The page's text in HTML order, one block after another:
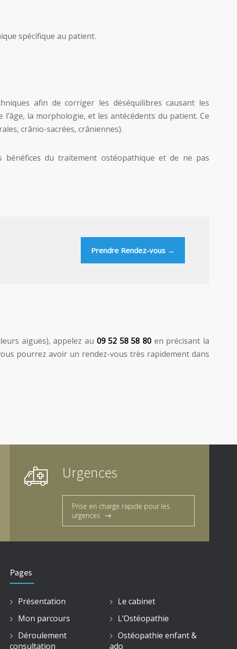
spécifique au patient.
afin de corriger les déséquilibres causant les
la morphologie, et les antécédents du patient. Ce
crânio-sacrées, crâniennes).
du traitement ostéopathique et de ne pas
Prendre Rendez-vous →
aiguës), appelez au 09 52 58 58 80 en précisant la
pourrez avoir un rendez-vous très rapidement dans
Urgences
Prise en charge rapide pour les
urgences
Pages
Présentation
Le cabinet
Mon parcours
L’Ostéopathie
Déroulement
consultation
Ostéopathie enfant &
ado